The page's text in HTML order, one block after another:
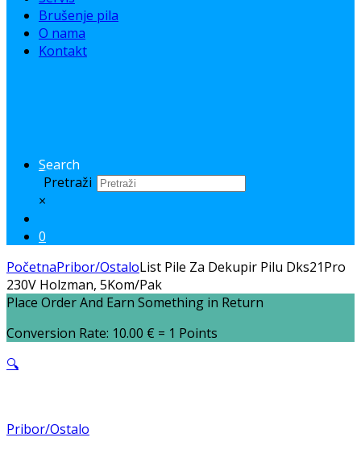
Brušenje pila
O nama
Kontakt
Search
Pretraži
×
0
PočetnaPribor/OstaloList Pile Za Dekupir Pilu Dks21Pro
230V Holzman, 5Kom/Pak
Place Order And Earn Something in Return
Conversion Rate: 10.00 € = 1 Points
🔍
Pribor/Ostalo